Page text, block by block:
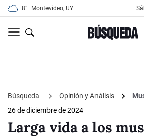
8° Montevideo, UY
Búsqueda Opinión y Análisis
26 de diciembre de 2024
Larga vida a los